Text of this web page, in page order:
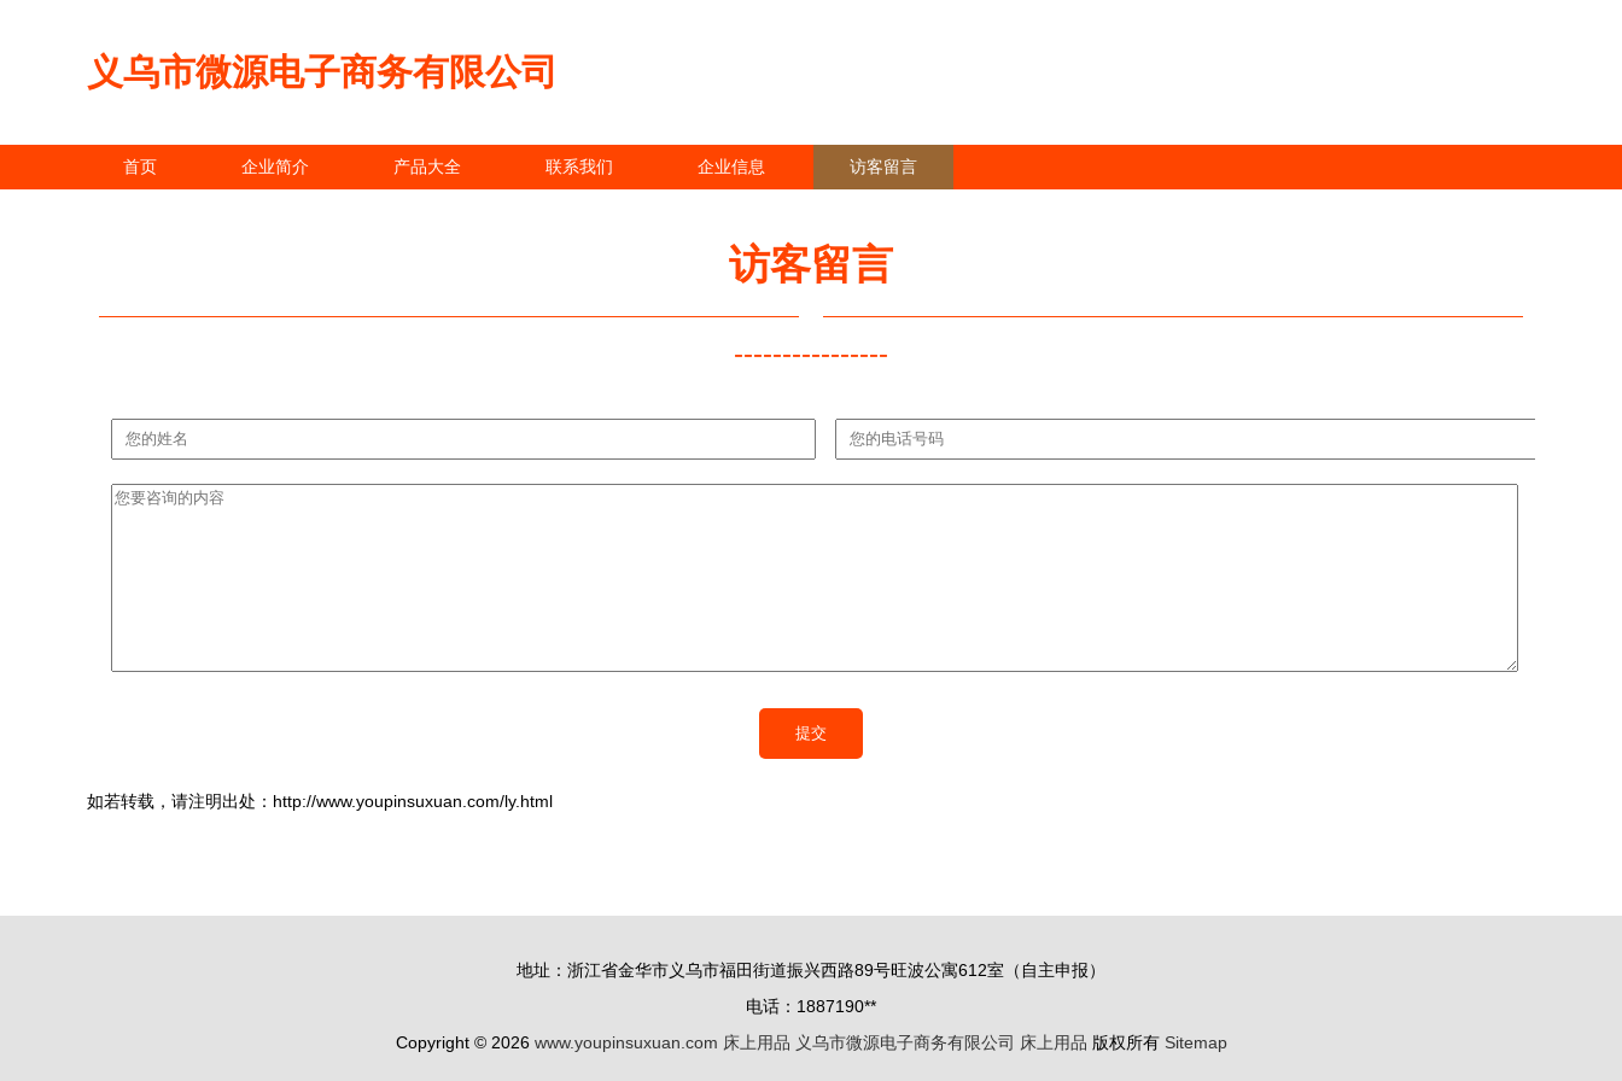
义乌市微源电子商务有限公司
首页 企业简介 产品大全 联系我们 企业信息 访客留言
访客留言
----------------
如若转载，请注明出处：http://www.youpinsuxuan.com/ly.html
地址：浙江省金华市义乌市福田街道振兴西路89号旺波公寓612室（自主申报）
电话：1887190**
Copyright © 2026 www.youpinsuxuan.com 床上用品 义乌市微源电子商务有限公司 床上用品 版权所有 Sitemap